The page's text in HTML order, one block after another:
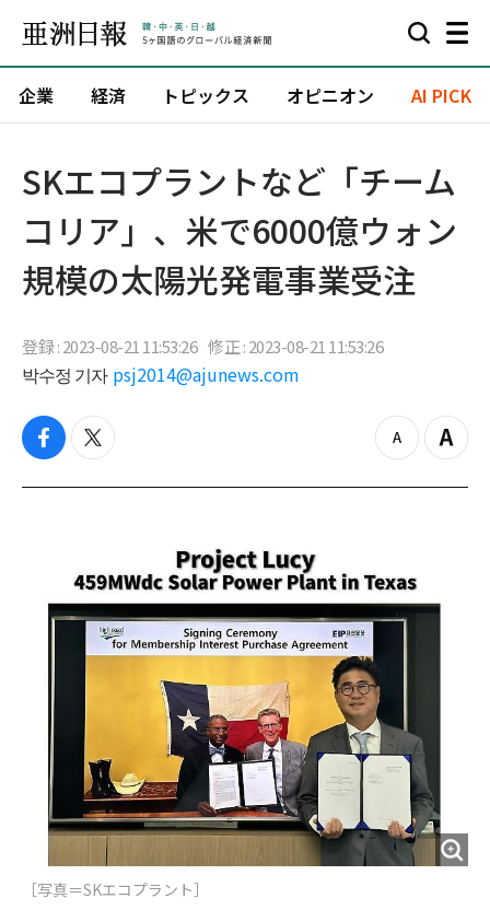
企業 経済 トピックス オピニオン AI PICK
​SKエコプラントなど「チーム
コリア」、米で6000億ウォン
規模の太陽光発電事業受注
登録 : 2023-08-21 11:53:26 修正 : 2023-08-21 11:53:26
박수정 기자 psj2014@ajunews.com
f
c
t
i
r
z
o
Z
o
［写真＝​SKエコプラント］